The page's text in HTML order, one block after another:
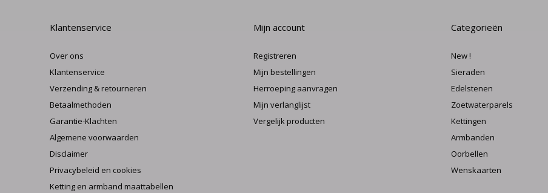
Klantenservice
Over ons
Klantenservice
Verzending & retourneren
Betaalmethoden
Garantie-Klachten
Algemene voorwaarden
Disclaimer
Privacybeleid en cookies
Ketting en armband maattabellen
Mijn account
Registreren
Mijn bestellingen
Herroeping aanvragen
Mijn verlanglijst
Vergelijk producten
Categorieën
New !
Sieraden
Edelstenen
Zoetwaterparels
Kettingen
Armbanden
Oorbellen
Wenskaarten